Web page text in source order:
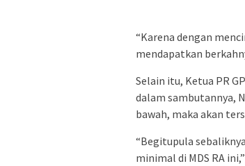
“Karena dengan
mendapatkan
Selain itu, Ketua PR
dalam sambutannya,
bawah, maka akan
“Begitupula
minimal di MDS RA